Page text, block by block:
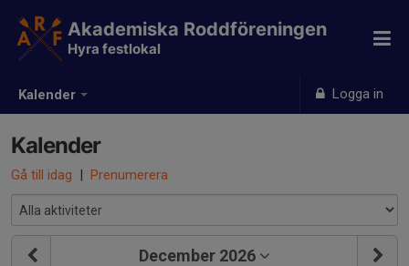
Kalender Logga in
Akademiska Roddföreningen
Hyra festlokal
Kalender
Gå till idag | Prenumerera
December 2026